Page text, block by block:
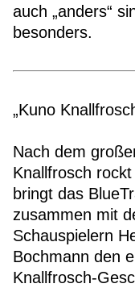
auch „anders“
besonders.
„Kuno
Nach dem
Knallfrosch
bringt das
zusammen mit
Schauspielern
Bochmann den
Knallfrosch-